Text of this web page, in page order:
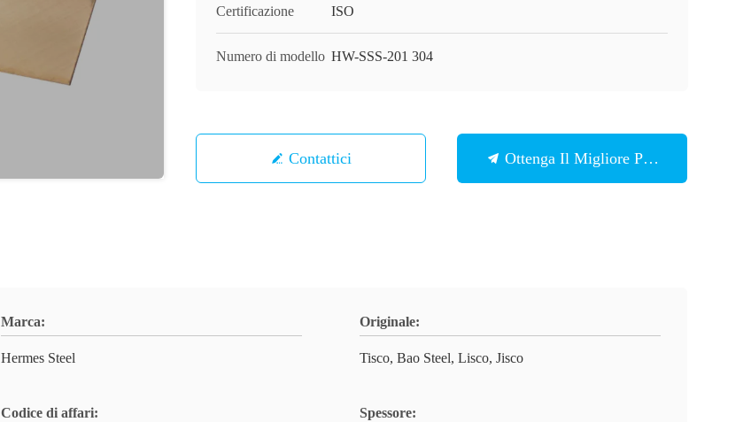
Certificazione ISO
Numero di modello HW-SSS-201 304
Contattici Ottenga Il Migliore Prezzo
Marca:
Hermes Steel
Originale:
Tisco, Bao Steel, Lisco, Jisco
Codice di affari: Spessore: